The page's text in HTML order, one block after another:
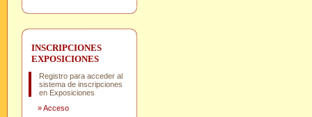
INSCRIPCIONES
EXPOSICIONES
Registro para acceder al
sistema de inscripciones
en Exposiciones
»Acceso